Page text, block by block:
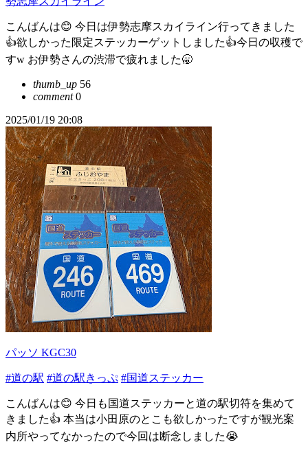
こんばんは😊 今日は伊勢志摩スカイライン行ってきました
👍欲しかった限定ステッカーゲットしました👍今日の収穫で
すw お伊勢さんの渋滞で疲れました🥱
thumb_up 56
comment0
2025/01/19 20:08
パッソ KGC30
#道の駅 #道の駅きっぷ #国道ステッカー
こんばんは😊 今日も国道ステッカーと道の駅切符を集めて
きました👍 本当は小田原のとこも欲しかったですが観光案
内所やってなかったので今回は断念しました😭